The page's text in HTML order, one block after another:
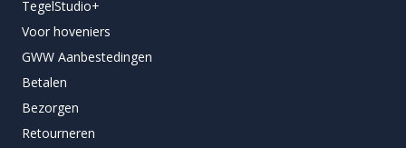
TegelStudio+
Voor hoveniers
GWW Aanbestedingen
Betalen
Bezorgen
Retourneren